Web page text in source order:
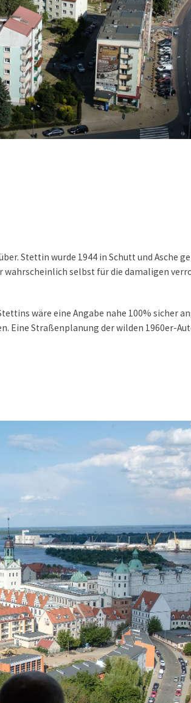
Stettin wurde 1944 in Schutt und Asche
wahrscheinlich selbst für die damaligen
wäre eine Angabe nahe 100% sicher
Eine Straßenplanung der wilden 1960er-